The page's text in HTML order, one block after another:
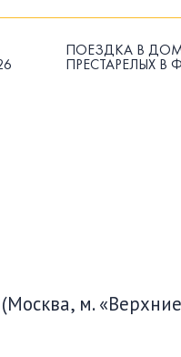
ПОЕЗДКА В
ПРЕСТАРЕЛЫХ В
м.